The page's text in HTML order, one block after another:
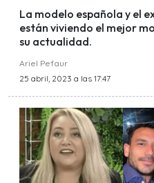
La modelo española y el
están viviendo el mejor
su actualidad.
Ariel Pefaur
25 abril, 2023 a las 17:47